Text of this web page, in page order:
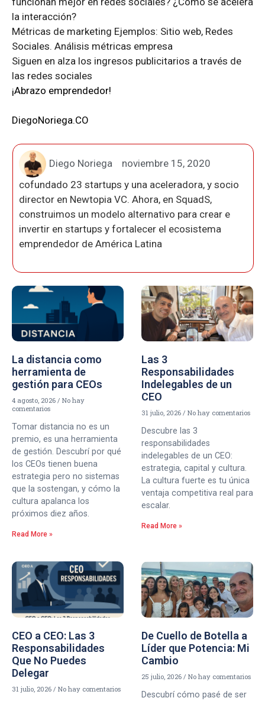
la interacción?
Métricas de marketing Ejemplos: Sitio web, Redes
Sociales. Análisis métricas empresa
Siguen en alza los ingresos publicitarios a través de
las redes sociales
¡Abrazo emprendedor!
DiegoNoriega.CO
Diego Noriega
noviembre 15, 2020
cofundado 23 startups y una aceleradora, y socio
director en Newtopia VC. Ahora, en SquadS,
construimos un modelo alternativo para crear e
invertir en startups y fortalecer el ecosistema
emprendedor de América Latina
La distancia como
herramienta de
gestión para CEOs
4 agosto, 2026
No hay
comentarios
Tomar distancia no es un
premio, es una herramienta
de gestión. Descubrí por qué
los CEOs tienen buena
estrategia pero no sistemas
que la sostengan, y cómo la
cultura apalanca los
próximos diez años.
Read More »
Las 3
Responsabilidades
Indelegables de un
CEO
31 julio, 2026 No hay comentarios
Descubre las 3
responsabilidades
indelegables de un CEO:
estrategia, capital y cultura.
La cultura fuerte es tu única
ventaja competitiva real para
escalar.
Read More »
CEO a CEO: Las 3
Responsabilidades
Que No Puedes
Delegar
31 julio, 2026 No hay comentarios
De Cuello de Botella a
Líder que Potencia: Mi
Cambio
25 julio, 2026 No hay comentarios
Descubrí cómo pasé de ser